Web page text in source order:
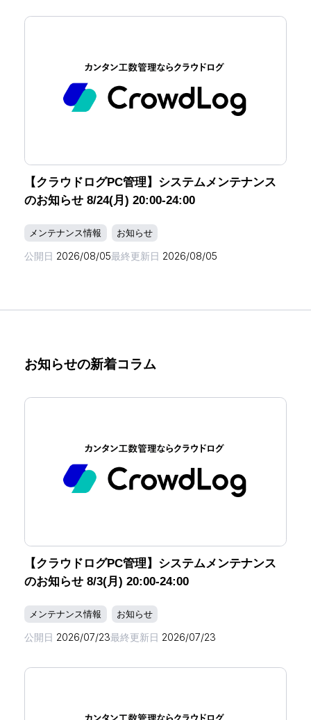
【クラウドログPC管理】システムメンテナンス
のお知らせ 8/24(月) 20:00-24:00
メンテナンス情報 お知らせ
公開日 2026/08/05最終更新日 2026/08/05
お知らせの新着コラム
【クラウドログPC管理】システムメンテナンス
のお知らせ 8/3(月) 20:00-24:00
メンテナンス情報 お知らせ
公開日 2026/07/23最終更新日 2026/07/23